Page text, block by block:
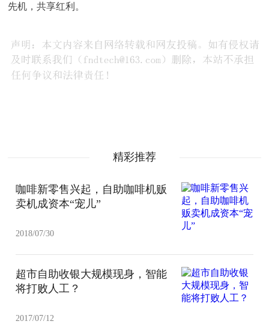
先机，共享红利。
精彩推荐
咖啡新零售兴起，自助咖啡机贩
卖机成资本“宠儿”
2018/07/30
超市自助收银大规模现身，智能
将打败人工？
2017/07/12